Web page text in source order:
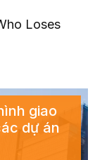
Loses
giao
dự án